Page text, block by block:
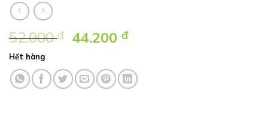
52.000đ
Giá
là:
52.000 ₫.
44.200đGiá
tại
là:
44.200 ₫.
Hết hàng